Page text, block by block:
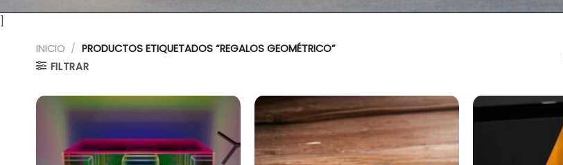
INICIO / PRODUCTOS ETIQUETADOS “REGALOS GEOMÉTRICO”
FILTRAR